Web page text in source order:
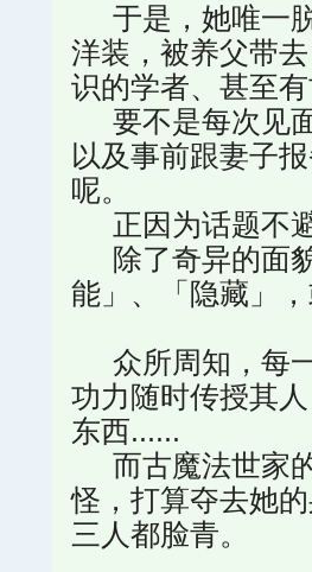
于是，她唯一
洋装，被养父带
识的学者、甚至
要不是每次见
以及事前跟妻子
呢。
正因为话题不
除了奇异的面
能」、「隐藏」
众所周知，每
功力随时传授其
东西......
而古魔法世家
怪，打算夺去她
三人都脸青。